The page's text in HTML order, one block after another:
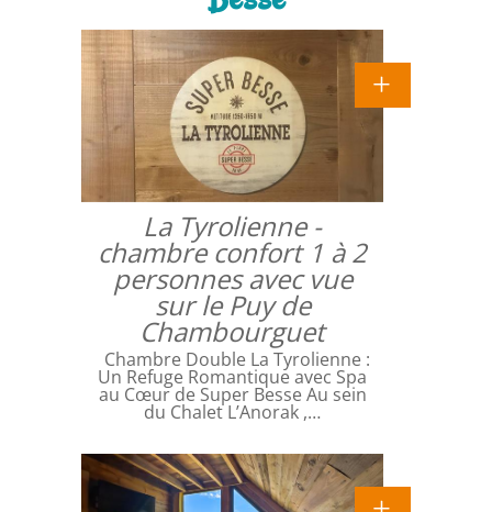
La Tyrolienne -
chambre confort 1 à 2
personnes avec vue
sur le Puy de
Chambourguet
Chambre Double La Tyrolienne :
Un Refuge Romantique avec Spa
au Cœur de Super Besse Au sein
du Chalet L’Anorak ,…